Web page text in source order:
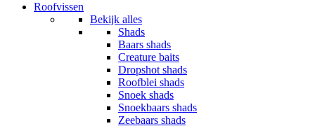
Roofvissen
Bekijk alles
Shads
Baars shads
Creature baits
Dropshot shads
Roofblei shads
Snoek shads
Snoekbaars shads
Zeebaars shads